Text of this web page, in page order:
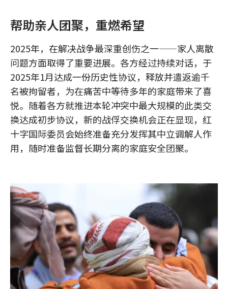
帮助亲人团聚，重燃希望
2025年，在解决战争最深重创伤之一——家人离散
问题方面取得了重要进展。各方经过持续对话，于
2025年1月达成一份历史性协议，释放并遣返逾千
名被拘留者，为在痛苦中等待多年的家庭带来了喜
悦。随着各方就推进本轮冲突中最大规模的此类交
换达成初步协议，新的战俘交换机会正在显现，红
十字国际委员会始终准备充分发挥其中立调解人作
用，随时准备监督长期分离的家庭安全团聚。